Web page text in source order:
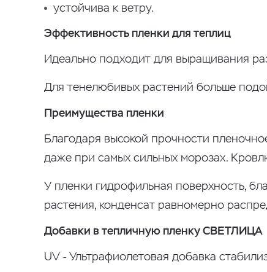
устойчива к ветру.
Эффективность пленки для теплиц
Идеально подходит для выращивания
Для тенелюбивых растений больше
Преимущества пленки
Благодаря высокой прочности
даже при самых сильных морозах.
У пленки гидрофильная поверхность,
растения, конденсат равномерно
Добавки в тепличную пленку СВЕТЛИЦА
UV - Ультрафиолетовая добавка